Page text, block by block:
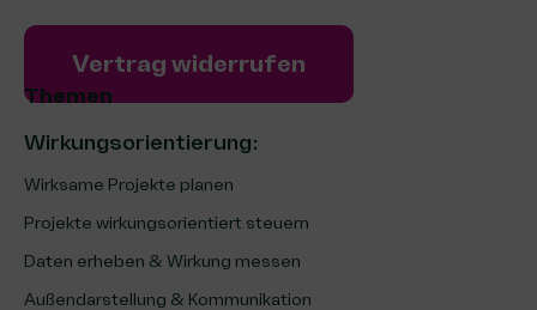
Vertrag widerrufen
Themen
Wirkungsorientierung:
Wirksame Projekte planen
Projekte wirkungsorientiert steuern
Daten erheben & Wirkung messen
Außendarstellung & Kommunikation